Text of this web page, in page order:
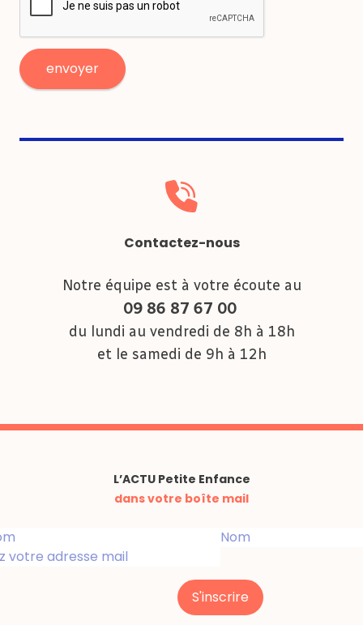
Contactez-nous
Notre équipe est à votre écoute au
09 86 87 67 00
du lundi au vendredi de 8h à 18h
et le samedi de 9h à 12h
L’ACTU Petite Enfance
dans votre boîte mail
S'inscrire